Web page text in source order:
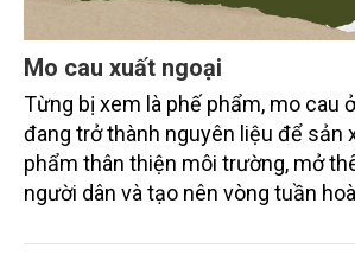
Mo cau xuất ngoại
Từng bị xem là phế phẩm, mo cau
đang trở thành nguyên liệu để sản
phẩm thân thiện môi trường, mở
người dân và tạo nên vòng tuần
chén, dĩa... từ mo cau đã được thị